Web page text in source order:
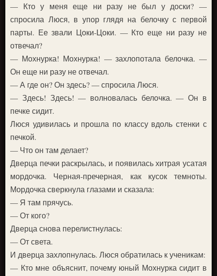
— Кто у меня еще ни разу не был у доски? —
спросила Люся, в упор глядя на белочку с первой
парты. Ее звали Цоки-Цоки. — Кто еще ни разу не
отвечал?
— Мохнурка! Мохнурка! — захлопотала белочка. —
Он еще ни разу не отвечал.
— А где он? Он здесь? — спросила Люся.
— Здесь! Здесь! — волновалась белочка. — Он в
печке сидит.
Люся удивилась и прошла по классу вдоль стенки с
печкой.
— Что он там делает?
Дверца печки раскрылась, и появилась хитрая усатая
мордочка. Черная-пречерная, как кусок темноты.
Мордочка сверкнула глазами и сказала:
— Я там прячусь.
— От кого?
Дверца снова перелистнулась:
— От света.
И дверца захлопнулась. Люся обратилась к ученикам:
— Кто мне объяснит, почему юный Мохнурка сидит в